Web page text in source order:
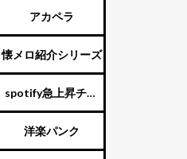
アカペラ
懐メロ紹介シリーズ
spotify急上昇チャ
ート
洋楽パンク